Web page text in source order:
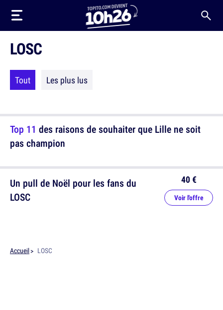
LOSC
Tout Les plus lus
Top 11 des raisons de souhaiter que Lille ne soit
pas champion
Un pull de Noël pour les fans du
LOSC
40 €
Voir l'offre
Accueil LOSC